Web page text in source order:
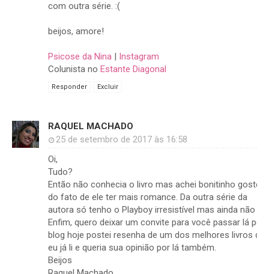
com outra série. :(
beijos, amore!
Psicose da Nina
Instagram
Colunista no Estante Diagonal
Responder Excluir
RAQUEL MACHADO
25 de setembro de 2017 às 16:58
Oi,
Tudo?
Então não conhecia o livro mas achei bonitinho gostei
do fato de ele ter mais romance. Da outra série da
autora só tenho o Playboy irresistível mas ainda não li.
Enfim, quero deixar um convite para você passar lá pelo
blog hoje postei resenha de um dos melhores livros que
eu já li e queria sua opinião por lá também.
Beijos